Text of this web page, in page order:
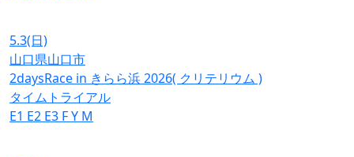
5.3(日)
山口県山口市
2daysRace in きらら浜 2026( クリテリウム )
タイムトライアル
E1 E2 E3 FY M